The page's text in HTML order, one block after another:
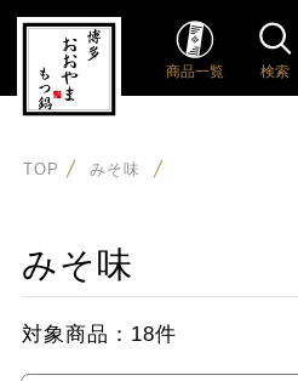
商品一覧 検索
TOP みそ味
みそ味
対象商品： 18件